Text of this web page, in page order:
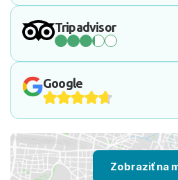
Tripadvisor
Google
Zobraziť na